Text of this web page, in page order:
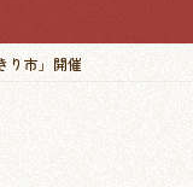
り市」開催